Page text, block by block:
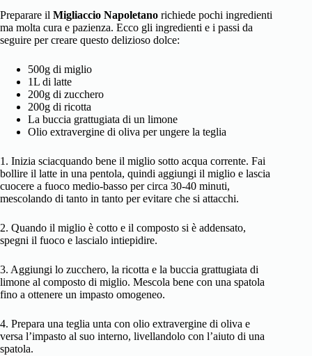
Preparare il Migliaccio Napoletano richiede pochi ingredienti
ma molta cura e pazienza. Ecco gli ingredienti e i passi da
seguire per creare questo delizioso dolce:
500g di miglio
1L di latte
200g di zucchero
200g di ricotta
La buccia grattugiata di un limone
Olio extravergine di oliva per ungere la teglia
1. Inizia sciacquando bene il miglio sotto acqua corrente. Fai
bollire il latte in una pentola, quindi aggiungi il miglio e lascia
cuocere a fuoco medio-basso per circa 30-40 minuti,
mescolando di tanto in tanto per evitare che si attacchi.
2. Quando il miglio è cotto e il composto si è addensato,
spegni il fuoco e lascialo intiepidire.
3. Aggiungi lo zucchero, la ricotta e la buccia grattugiata di
limone al composto di miglio. Mescola bene con una spatola
fino a ottenere un impasto omogeneo.
4. Prepara una teglia unta con olio extravergine di oliva e
versa l’impasto al suo interno, livellandolo con l’aiuto di una
spatola.